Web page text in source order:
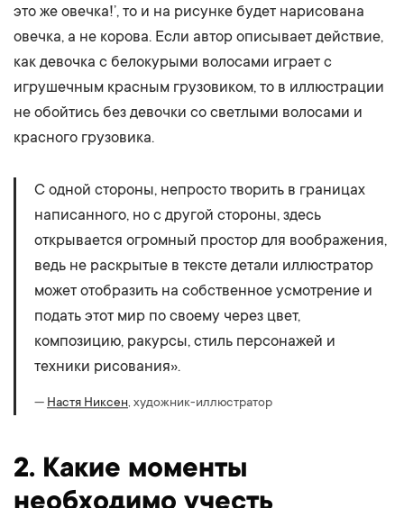
это же овечка!’, то и на рисунке будет нарисована
овечка, а не корова. Если автор описывает действие,
как девочка с белокурыми волосами играет с
игрушечным красным грузовиком, то в иллюстрации
не обойтись без девочки со светлыми волосами и
красного грузовика.
С одной стороны, непросто творить в границах
написанного, но с другой стороны, здесь
открывается огромный простор для воображения,
ведь не раскрытые в тексте детали иллюстратор
может отобразить на собственное усмотрение и
подать этот мир по своему через цвет,
композицию, ракурсы, стиль персонажей и
техники рисования».
— Настя Никсен , художник-иллюстратор
2. Какие моменты
необходимо учесть